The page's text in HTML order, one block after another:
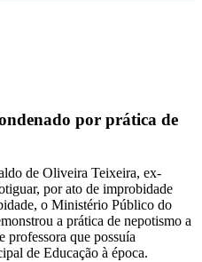
por prática de
de Oliveira Teixeira, ex-
por ato de improbidade
o Ministério Público do
a prática de nepotismo a
professora que possuía
de Educação à época.